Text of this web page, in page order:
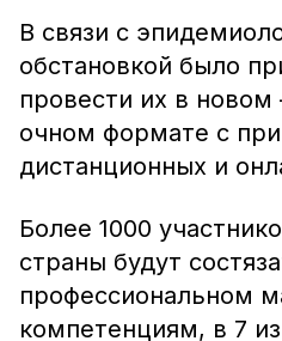
В связи с
обстановкой было
провести их в новом
очном формате с
дистанционных и
Более 1000
страны будут
профессиональном
компетенциям, в 7